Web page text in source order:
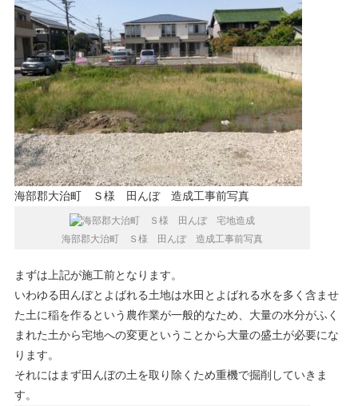
海部郡大治町 Ｓ様 田んぼ 造成工事前写真
海部郡大治町 Ｓ様 田んぼ 造成工事前写真
まずは上記が施工前となります。
いわゆる田んぼとよばれる土地は水田とよばれる水を多く含ませ
た土に稲を作るという農作業が一般的なため、大量の水分がふく
まれた土から宅地への変更ということから大量の盛土が必要にな
ります。
それにはまず田んぼの土を取り除くため重機で掘削していきま
す。